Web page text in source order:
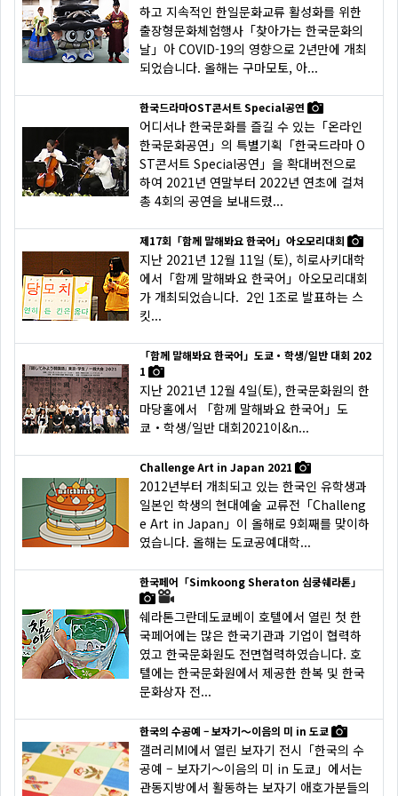
하고 지속적인 한일문화교류 활성화를 위한
출장형문화체험행사「찾아가는 한국문화의
날」아 COVID-19의 영향으로 2년만에 개최
되었습니다. 올해는 구마모토, 아...
한국드라마OST콘서트 Special공연
어디서나 한국문화를 즐길 수 있는「온라인
한국문화공연」의 특별기획「한국드라마 O
ST콘서트 Special공연」을 확대버전으로
하여 2021년 연말부터 2022년 연초에 걸쳐
총 4회의 공연을 보내드렸...
제17회「함께 말해봐요 한국어」아오모리대회
지난 2021년 12월 11일 (토), 히로사키대학
에서「함께 말해봐요 한국어」아오모리대회
가 개최되었습니다. 2인 1조로 발표하는 스
킷...
「함께 말해봐요 한국어」도쿄・학생/일반 대회 202
1
지난 2021년 12월 4일(토), 한국문화원의 한
마당홀에서 「함께 말해봐요 한국어」도
쿄・학생/일반 대회2021이&n...
Challenge Art in Japan 2021
2012년부터 개최되고 있는 한국인 유학생과
일본인 학생의 현대예술 교류전「Challeng
e Art in Japan」이 올해로 9회째를 맞이하
였습니다. 올해는 도쿄공예대학...
한국페어「Simkoong Sheraton 심쿵쉐라톤」
쉐라톤그란데도쿄베이 호텔에서 열린 첫 한
국페어에는 많은 한국기관과 기업이 협력하
였고 한국문화원도 전면협력하였습니다. 호
텔에는 한국문화원에서 제공한 한복 및 한국
문화상자 전...
한국의 수공예 – 보자기～이음의 미 in 도쿄
갤러리MI에서 열린 보자기 전시「한국의 수
공예 – 보자기～이음의 미 in 도쿄」에서는
관동지방에서 활동하는 보자기 애호가분들의